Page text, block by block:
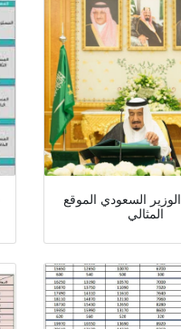
السعودي الموقع
المثالي